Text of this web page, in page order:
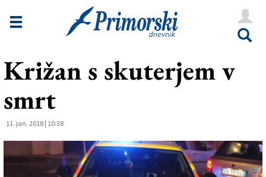
Novice
Goriška
Še
Križan s skuterjem v
smrt
11. jan. 2018 | 10:38